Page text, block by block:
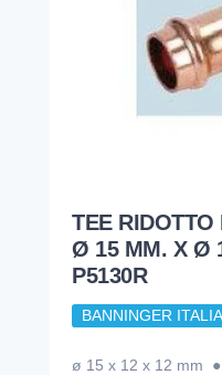
TEE RIDOTTO
Ø 15 MM. X Ø
P5130R
BANNINGER ITALIA
ø 15 x 12 x 12 mm